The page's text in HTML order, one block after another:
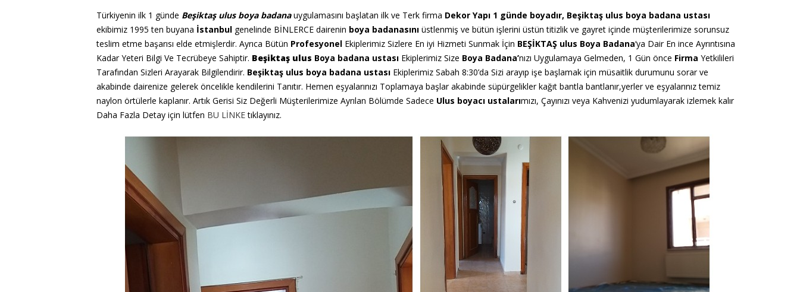
Türkiyenin ilk 1 günde Beşiktaş ulus boya badanauygulamasını başlatan ilk ve Terk firma Dekor Yapı 1 günde boyadır, Beşiktaş ulus boya badana ustası
ekibimiz 1995 ten buyana İstanbul genelinde BİNLERCE dairenin boya badanasını üstlenmiş ve bütün işlerini üstün titizlik ve gayret içinde müşterilerimize sorunsuz
teslim etme başarısı elde etmişlerdir. Ayrıca Bütün Profesyonel Ekiplerimiz Sizlere En iyi Hizmeti Sunmak İçin BEŞİKTAŞ ulus Boya Badana‘ya Dair En ince Ayrıntısına
Kadar Yeteri Bilgi Ve Tecrübeye Sahiptir. Beşiktaş ulus Boya badana ustası Ekiplerimiz Size Boya Badana’nızı Uygulamaya Gelmeden, 1 Gün önce Firma Yetkilileri
Tarafından Sizleri Arayarak Bilgilendirir. Beşiktaş ulus boya badana ustası Ekiplerimiz Sabah 8:30’da Sizi arayıp işe başlamak için müsaitlik durumunu sorar ve
akabinde dairenize gelerek öncelikle kendilerini Tanıtır. Hemen eşyalarınızı Toplamaya başlar akabinde süpürgelikler kağıt bantla bantlanır,yerler ve eşyalarınız temiz
naylon örtülerle kaplanır. Artık Gerisi Siz Değerli Müşterilerimize Ayrılan Bölümde Sadece Ulus boyacı ustalarımızı, Çayınızı veya Kahvenizi yudumlayarak izlemek kalır
Daha Fazla Detay için lütfen BU LİNKEtıklayınız.